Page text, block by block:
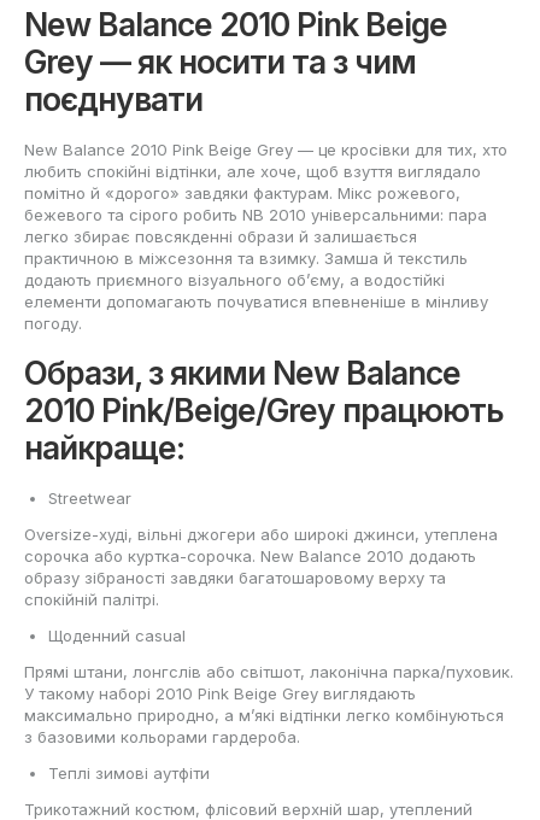
New Balance 2010 Pink Beige
Grey — як носити та з чим
поєднувати
New Balance 2010 Pink Beige Grey — це кросівки для тих, хто
любить спокійні відтінки, але хоче, щоб взуття виглядало
помітно й «дорого» завдяки фактурам. Мікс рожевого,
бежевого та сірого робить NB 2010 універсальними: пара
легко збирає повсякденні образи й залишається
практичною в міжсезоння та взимку. Замша й текстиль
додають приємного візуального об’єму, а водостійкі
елементи допомагають почуватися впевненіше в мінливу
погоду.
Образи, з якими New Balance
2010 Pink/Beige/Grey працюють
найкраще:
Streetwear
Оversize-худі, вільні джогери або широкі джинси, утеплена
сорочка або куртка-сорочка. New Balance 2010 додають
образу зібраності завдяки багатошаровому верху та
спокійній палітрі.
Щоденний casual
Прямі штани, лонгслів або світшот, лаконічна парка/пуховик.
У такому наборі 2010 Pink Beige Grey виглядають
максимально природно, а м’які відтінки легко комбінуються
з базовими кольорами гардероба.
Теплі зимові аутфіти
Трикотажний костюм, флісовий верхній шар, утеплений